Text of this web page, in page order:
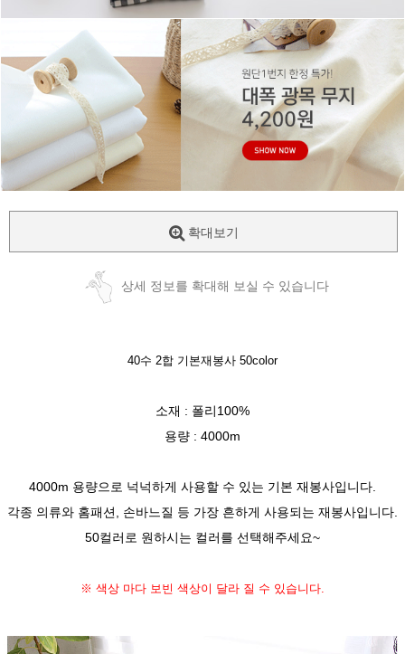
확대보기
상세 정보를 확대해 보실 수 있습니다
40수 2합 기본재봉사 50color
소재 : 폴리100%
용량 : 4000m
4000m 용량으로 넉넉하게 사용할 수 있는 기본 재봉사입니다.
각종 의류와 홈패션, 손바느질 등 가장 흔하게 사용되는 재봉사입니다.
50컬러로 원하시는 컬러를 선택해주세요~
※ 색상 마다 보빈 색상이 달라 질 수 있습니다.